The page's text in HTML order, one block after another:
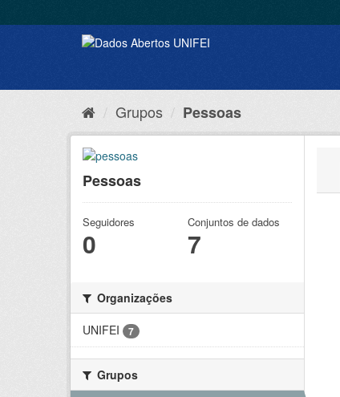
Grupos Pessoas
Pessoas
Seguidores
0
Conjuntos de dados
7
Organizações
UNIFEI
7
Grupos